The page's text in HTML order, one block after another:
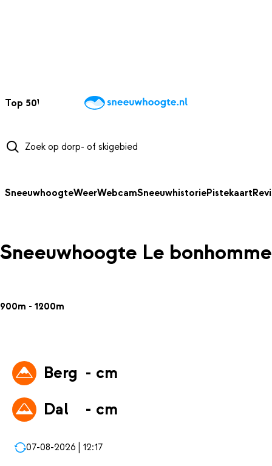
Top 50Webcams WintersportweerKaarten
SneeuwhoogteWeerWebcamSneeuwhistoriePistekaart
Sneeuwhoogte Le bonhomme
900m - 1200m
Berg - cm
Dal
- cm
07-08-2026 | 12:17